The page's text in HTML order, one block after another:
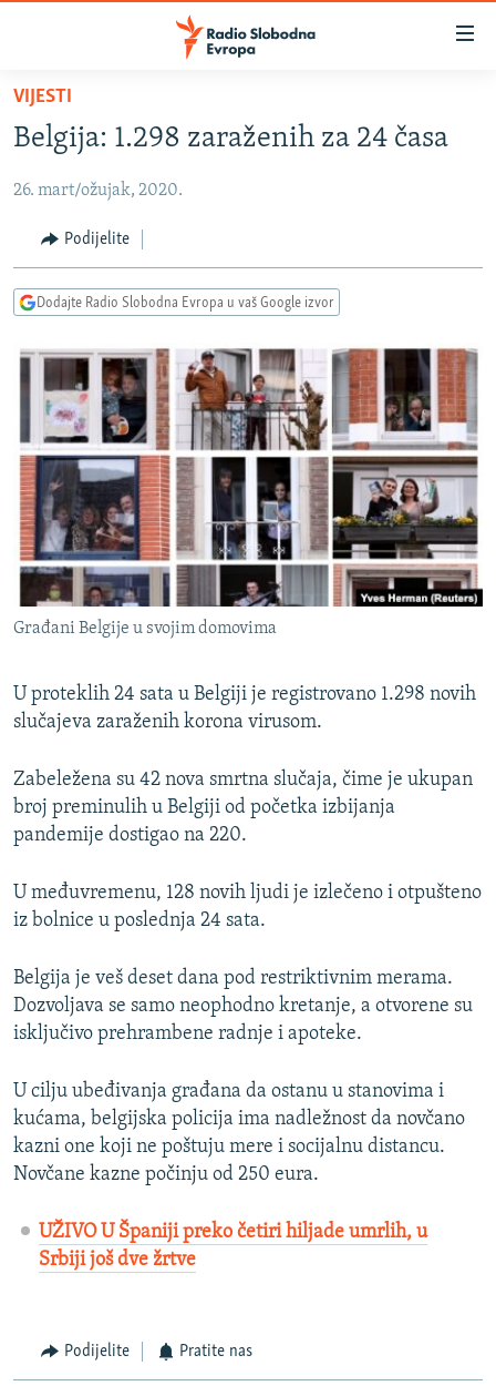
Pređite
glavni
Pređite
Pređite
pretragu
VIJESTI
BOSNA I HERCEGOVINA
SRBIJA
KOSOVO
VIZUELNO
VIDEO
FOTOGALERIJE
INFOGRAFIKE
PODCASTI
RAT U UKRAJINI
KINA NA BALKANU
RSE PRIČE IZ SVIJETA
ISPRIČAJ MI
DNEVNO@RSE
SPECIJALI RSE
VIŠE OD NASLOVA
POPLAVE I KLIZIŠTA U BIH 2024.
POST SCRIPTUM
MOJA EVROPA
SVE KARTE DEJTONA
VIJESTI
Belgija: 1.298 zaraženih za 24 časa
26. mart/ožujak, 2020.
Podijelite
Dodajte Radio Slobodna Evropa u vaš Google izvor
Građani Belgije u svojim domovima
U proteklih 24 sata u Belgiji je registrovano 1.298 novih
slučajeva zaraženih korona virusom.
Zabeležena su 42 nova smrtna slučaja, čime je ukupan
broj preminulih u Belgiji od početka izbijanja
pandemije dostigao na 220.
U međuvremenu, 128 novih ljudi je izlečeno i otpušteno
iz bolnice u poslednja 24 sata.
Belgija je veš deset dana pod restriktivnim merama.
Dozvoljava se samo neophodno kretanje, a otvorene su
isključivo prehrambene radnje i apoteke.
U cilju ubeđivanja građana da ostanu u stanovima i
kućama, belgijska policija ima nadležnost da novčano
kazni one koji ne poštuju mere i socijalnu distancu.
Novčane kazne počinju od 250 eura.
UŽIVO U Španiji preko četiri hiljade umrlih, u
Srbiji još dve žrtve
Podijelite Pratite nas